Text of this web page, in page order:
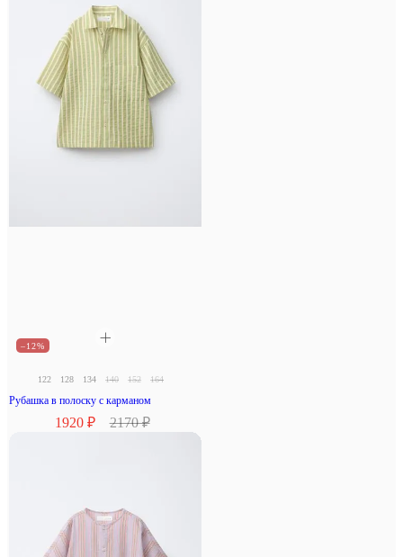
–12%
122 128 134 140 152 164
Рубашка в полоску с карманом
1920 ₽ 2170 ₽